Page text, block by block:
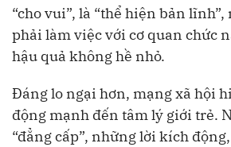
“cho vui”, là “thể hiện bản
phải làm việc với cơ quan chức
hậu quả không hề nhỏ.
Đáng lo ngại hơn, mạng xã hội
động mạnh đến tâm lý giới trẻ.
“đẳng cấp”, những lời kích